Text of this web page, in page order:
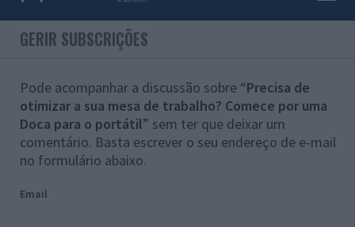
GERIR SUBSCRIÇÕES
Pode acompanhar a discussão sobre “Precisa de
otimizar a sua mesa de trabalho? Comece por uma
Doca para o portátil” sem ter que deixar um
comentário. Basta escrever o seu endereço de e-mail
no formulário abaixo.
Email